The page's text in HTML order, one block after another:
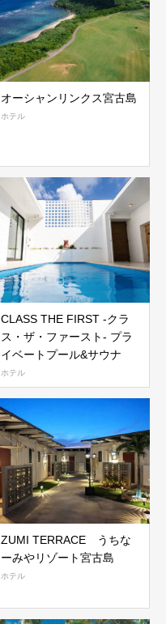
オーシャンリンクス宮古島
ホテル
CLASS THE FIRST -クラ
ス・ザ・ファースト- プラ
イベートプール&サウナ
ホテル
ZUMI TERRACE うちな
ーみやリゾート宮古島
ホテル